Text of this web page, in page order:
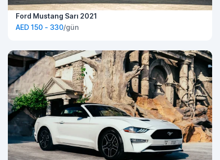
Ford Mustang Sarı 2021
AED 150 - 330/gün